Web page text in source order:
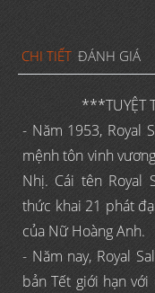
CHI TIẾT ĐÁNH GIÁ
***TUYỆT
- Năm 1953, Royal
mệnh tôn vinh
Nhị. Cái tên Royal
thức khai 21 phát
của Nữ Hoàng Anh.
- Năm nay, Royal
bản Tết giới hạn